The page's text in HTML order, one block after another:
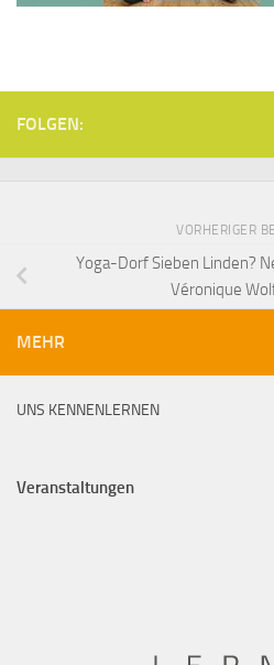
FOLGEN:
VORHERIGER
Yoga-Dorf Sieben Linden?
Véronique
MEHR
UNS KENNENLERNEN
Veranstaltungen